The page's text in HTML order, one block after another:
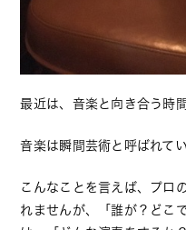
最近は、音楽と向き合う時
音楽は瞬間芸術と呼ばれてい
こんなことを言えば、プロ
れませんが、「誰が？どこ